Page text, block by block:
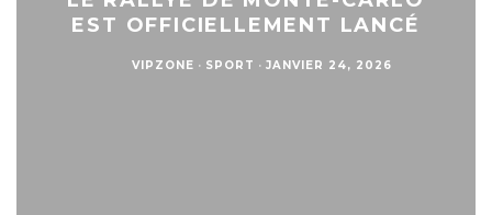
EST OFFICIELLEMENT LANCÉ
VIPZONE · SPORT · JANVIER 24, 2026